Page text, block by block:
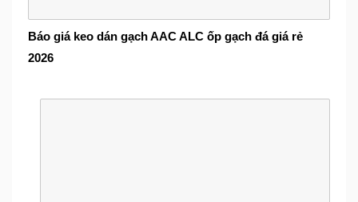
Báo giá keo dán gạch AAC ALC ốp gạch đá giá rẻ
2026